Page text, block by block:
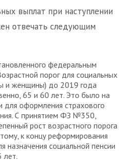
выплат при наступлении
отвечать следующим
федеральным
порог для социальных
и женщины) до 2019 года
65 и 60 лет. Это было на
для оформления страхового
С принятием ФЗ №350,
рост возрастного порога
к концу реформирования
назначения социальной пенсии
лет.